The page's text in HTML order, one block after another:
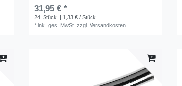
31,95 € *
24 Stück
| 1,33 € / Stück
*inkl. ges. MwSt. zzgl.Versandkosten